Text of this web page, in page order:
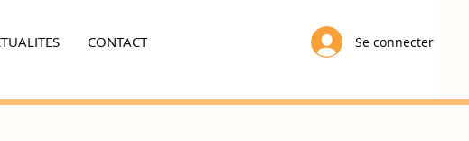
CONTACT Se connecter